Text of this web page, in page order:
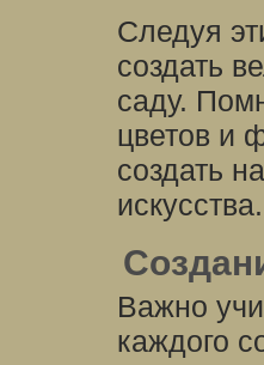
Следуя
создать
саду.
цветов и
создать
искусства.
Важно
каждого